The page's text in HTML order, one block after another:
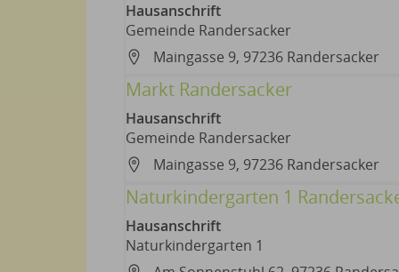
Hausanschrift
Gemeinde Randersacker
Maingasse 9, 97236 Randersacker
Markt Randersacker
Hausanschrift
Gemeinde Randersacker
Maingasse 9, 97236 Randersacker
Naturkindergarten 1
Hausanschrift
Naturkindergarten 1